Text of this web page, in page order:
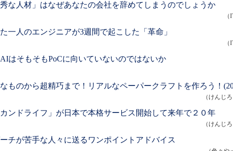
秀な人材」はなぜあなたの会社を辞めてしまうのでしょうか
一人のエンジニアが3週間で起こした「革命」
はそもそもPoCに向いていないのではないか
ものから超精巧まで！リアルなペーパークラフトを作ろう！
（けんじ
カンドライフ」が日本で本格サービス開始して来年で２０年
（けんじ
チが苦手な人々に送るワンポイントアドバイス